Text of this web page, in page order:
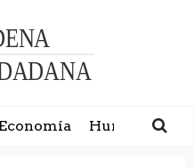
Humanidad